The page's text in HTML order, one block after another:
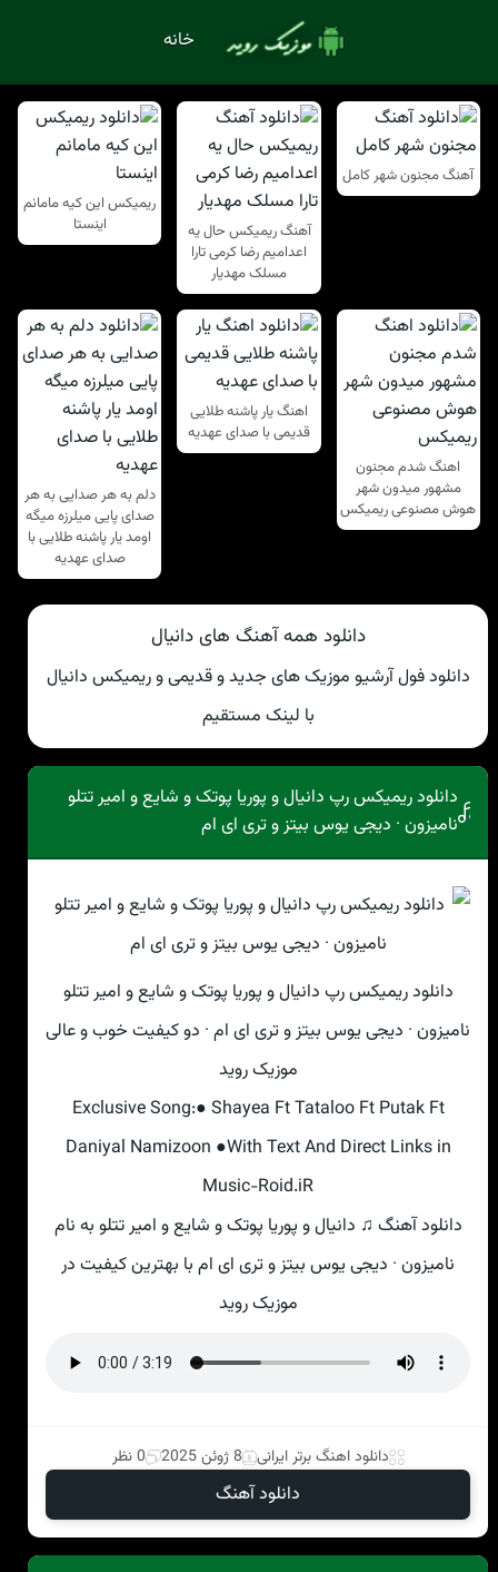
خانه
آهنگ مجنون شهر کامل
آهنگ ریمیکس حال یه
اعدامیم رضا کرمی تارا
مسلک مهدیار
ریمیکس این کیه مامانم
اینستا
اهنگ شدم مجنون
مشهور میدون شهر
هوش مصنوعی ریمیکس
اهنگ یار پاشنه طلایی
قدیمی با صدای عهدیه
دلم به هر صدایی به هر
صدای پایی میلرزه میگه
اومد یار پاشنه طلایی با
صدای عهدیه
دانلود همه آهنگ های دانیال
دانلود فول آرشیو موزیک های جدید و قدیمی و ریمیکس دانیال
با لینک مستقیم
دانلود ریمیکس رپ دانیال و پوریا پوتک و شایع و امیر تتلو
نامیزون · دیجی یوس بیتز و تری ای ام
دانلود ریمیکس رپ دانیال و پوریا پوتک و شایع و امیر تتلو
نامیزون · دیجی یوس بیتز و تری ای ام · دو کیفیت خوب و عالی
موزیک روید
Exclusive Song:● Shayea Ft Tataloo Ft Putak Ft
Daniyal Namizoon ●With Text And Direct Links in
Music-Roid.iR
دانلود آهنگ ♫ دانیال و پوریا پوتک و شایع و امیر تتلو به نام
نامیزون · دیجی یوس بیتز و تری ای ام با بهترین کیفیت در
موزیک روید
دانلود اهنگ برتر ایرانی 8 ژوئن 2025 0 نظر
دانلود آهنگ